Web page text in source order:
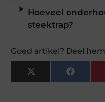
Hoeveel
steektrap?
Goed artikel? Deel
X
(Twitter)